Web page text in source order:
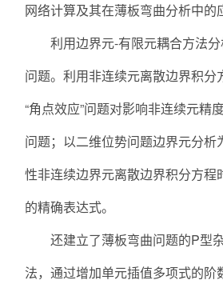
网络计算及其在薄板弯曲分析中的
利用边界元-有限元耦合方法
问题。利用非连续元离散边界积分
“角点效应”问题对影响非连续元精
问题；以二维位势问题边界元分析
性非连续边界元离散边界积分方程
的精确表达式。
还建立了薄板弯曲问题的P型
法，通过增加单元插值多项式的阶